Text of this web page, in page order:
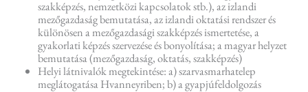
szakképzés, nemzetközi kapcsolatok stb.), az izlandi
mezőgazdaság bemutatása, az izlandi oktatási rendszer és
különösen a mezőgazdasági szakképzés ismertetése, a
gyakorlati képzés szervezése és bonyolítása; a magyar helyzet
bemutatása (mezőgazdaság, oktatás, szakképzés)
Helyi látnivalók megtekintése: a) szarvasmarhatelep
meglátogatása Hvanneyriben; b) a gyapjúfeldolgozás